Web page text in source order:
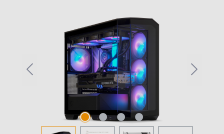
Ignorer la galerie d'images